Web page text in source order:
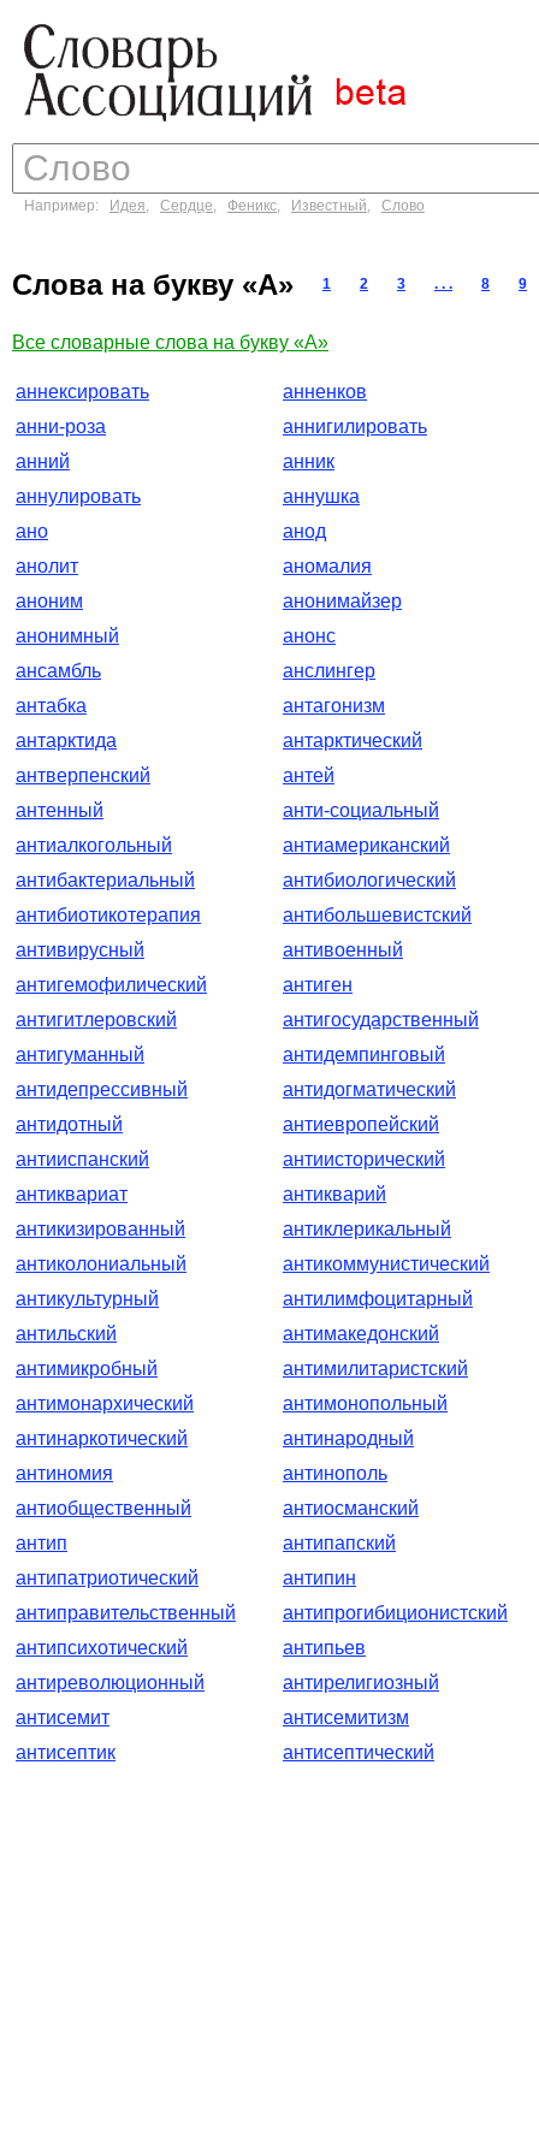
Например: Идея, Сердце, Феникс, Известный, Слово
Слова на букву «А» 1 2 3 . . . 8 9
Все словарные слова на букву «А»
аннексировать
анненков
анни-роза
аннигилировать
анний
анник
аннулировать
аннушка
ано
анод
анолит
аномалия
аноним
анонимайзер
анонимный
анонс
ансамбль
анслингер
антабка
антагонизм
антарктида
антарктический
антверпенский
антей
антенный
анти-социальный
антиалкогольный
антиамериканский
антибактериальный
антибиологический
антибиотикотерапия
антибольшевистский
антивирусный
антивоенный
антигемофилический
антиген
антигитлеровский
антигосударственный
антигуманный
антидемпинговый
антидепрессивный
антидогматический
антидотный
антиевропейский
антииспанский
антиисторический
антиквариат
антикварий
антикизированный
антиклерикальный
антиколониальный
антикоммунистический
антикультурный
антилимфоцитарный
антильский
антимакедонский
антимикробный
антимилитаристский
антимонархический
антимонопольный
антинаркотический
антинародный
антиномия
антинополь
антиобщественный
антиосманский
антип
антипапский
антипатриотический
антипин
антиправительственный
антипрогибиционистский
антипсихотический
антипьев
антиреволюционный
антирелигиозный
антисемит
антисемитизм
антисептик
антисептический